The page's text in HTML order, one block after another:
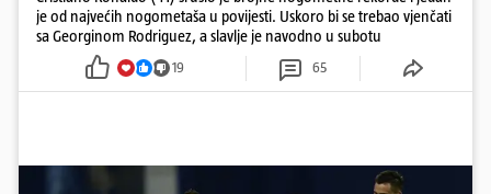
je od najvećih nogometaša u povijesti. Uskoro bi se trebao vjenčati
sa Georginom Rodriguez, a slavlje je navodno u subotu
19 65